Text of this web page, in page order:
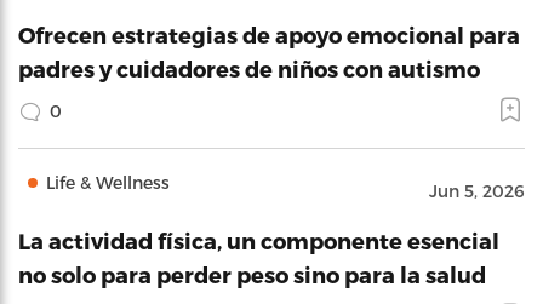
Ofrecen estrategias de apoyo emocional para
padres y cuidadores de niños con autismo
0
Life & Wellness Jun 5, 2026
La actividad física, un componente esencial
no solo para perder peso sino para la salud